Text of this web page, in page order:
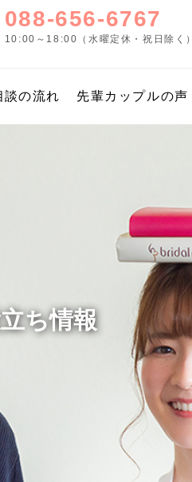
088-656-6767
10:00～18:00（水曜定休・祝日除く）
談の流れ 先輩カップルの声
ち情報